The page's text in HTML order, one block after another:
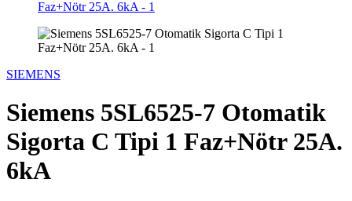
SIEMENS
Siemens 5SL6525-7 Otomatik
Sigorta C Tipi 1 Faz+Nötr 25A.
6kA